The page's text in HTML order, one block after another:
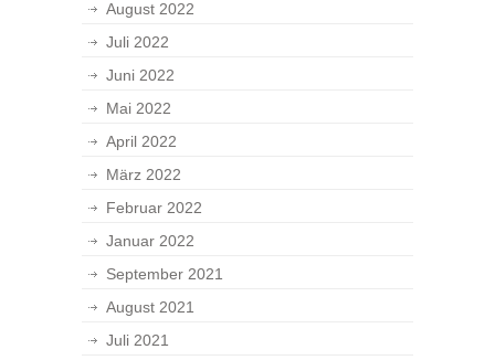
August 2022
Juli 2022
Juni 2022
Mai 2022
April 2022
März 2022
Februar 2022
Januar 2022
September 2021
August 2021
Juli 2021